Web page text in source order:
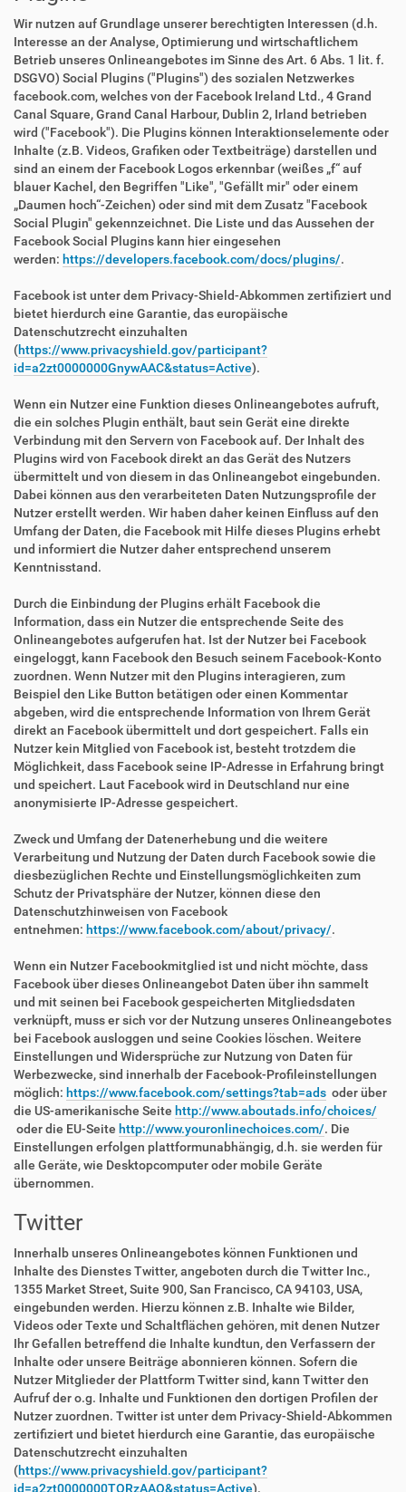
Wir nutzen auf Grundlage unserer berechtigten Interessen (d.h.
Interesse an der Analyse, Optimierung und wirtschaftlichem
Betrieb unseres Onlineangebotes im Sinne des Art. 6 Abs. 1 lit. f.
DSGVO) Social Plugins ("Plugins") des sozialen Netzwerkes
facebook.com, welches von der Facebook Ireland Ltd., 4 Grand
Canal Square, Grand Canal Harbour, Dublin 2, Irland betrieben
wird ("Facebook"). Die Plugins können Interaktionselemente oder
Inhalte (z.B. Videos, Grafiken oder Textbeiträge) darstellen und
sind an einem der Facebook Logos erkennbar (weißes „f“ auf
blauer Kachel, den Begriffen "Like", "Gefällt mir" oder einem
„Daumen hoch“-Zeichen) oder sind mit dem Zusatz "Facebook
Social Plugin" gekennzeichnet. Die Liste und das Aussehen der
Facebook Social Plugins kann hier eingesehen
werden: https://developers.facebook.com/docs/plugins/.
Facebook ist unter dem Privacy-Shield-Abkommen zertifiziert und
bietet hierdurch eine Garantie, das europäische
Datenschutzrecht einzuhalten
(https://www.privacyshield.gov/participant?
id=a2zt0000000GnywAAC&status=Active).
Wenn ein Nutzer eine Funktion dieses Onlineangebotes aufruft,
die ein solches Plugin enthält, baut sein Gerät eine direkte
Verbindung mit den Servern von Facebook auf. Der Inhalt des
Plugins wird von Facebook direkt an das Gerät des Nutzers
übermittelt und von diesem in das Onlineangebot eingebunden.
Dabei können aus den verarbeiteten Daten Nutzungsprofile der
Nutzer erstellt werden. Wir haben daher keinen Einfluss auf den
Umfang der Daten, die Facebook mit Hilfe dieses Plugins erhebt
und informiert die Nutzer daher entsprechend unserem
Kenntnisstand.
Durch die Einbindung der Plugins erhält Facebook die
Information, dass ein Nutzer die entsprechende Seite des
Onlineangebotes aufgerufen hat. Ist der Nutzer bei Facebook
eingeloggt, kann Facebook den Besuch seinem Facebook-Konto
zuordnen. Wenn Nutzer mit den Plugins interagieren, zum
Beispiel den Like Button betätigen oder einen Kommentar
abgeben, wird die entsprechende Information von Ihrem Gerät
direkt an Facebook übermittelt und dort gespeichert. Falls ein
Nutzer kein Mitglied von Facebook ist, besteht trotzdem die
Möglichkeit, dass Facebook seine IP-Adresse in Erfahrung bringt
und speichert. Laut Facebook wird in Deutschland nur eine
anonymisierte IP-Adresse gespeichert.
Zweck und Umfang der Datenerhebung und die weitere
Verarbeitung und Nutzung der Daten durch Facebook sowie die
diesbezüglichen Rechte und Einstellungsmöglichkeiten zum
Schutz der Privatsphäre der Nutzer, können diese den
Datenschutzhinweisen von Facebook
entnehmen: https://www.facebook.com/about/privacy/.
Wenn ein Nutzer Facebookmitglied ist und nicht möchte, dass
Facebook über dieses Onlineangebot Daten über ihn sammelt
und mit seinen bei Facebook gespeicherten Mitgliedsdaten
verknüpft, muss er sich vor der Nutzung unseres Onlineangebotes
bei Facebook ausloggen und seine Cookies löschen. Weitere
Einstellungen und Widersprüche zur Nutzung von Daten für
Werbezwecke, sind innerhalb der Facebook-Profileinstellungen
möglich: https://www.facebook.com/settings?tab=ads oder über
die US-amerikanische Seite http://www.aboutads.info/choices/
oder die EU-Seite http://www.youronlinechoices.com/. Die
Einstellungen erfolgen plattformunabhängig, d.h. sie werden für
alle Geräte, wie Desktopcomputer oder mobile Geräte
übernommen.
Twitter
Innerhalb unseres Onlineangebotes können Funktionen und
Inhalte des Dienstes Twitter, angeboten durch die Twitter Inc.,
1355 Market Street, Suite 900, San Francisco, CA 94103, USA,
eingebunden werden. Hierzu können z.B. Inhalte wie Bilder,
Videos oder Texte und Schaltflächen gehören, mit denen Nutzer
Ihr Gefallen betreffend die Inhalte kundtun, den Verfassern der
Inhalte oder unsere Beiträge abonnieren können. Sofern die
Nutzer Mitglieder der Plattform Twitter sind, kann Twitter den
Aufruf der o.g. Inhalte und Funktionen den dortigen Profilen der
Nutzer zuordnen. Twitter ist unter dem Privacy-Shield-Abkommen
zertifiziert und bietet hierdurch eine Garantie, das europäische
Datenschutzrecht einzuhalten
(https://www.privacyshield.gov/participant?
id=a2zt0000000TORzAAO&status=Active).